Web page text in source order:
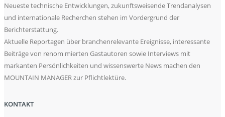
Neueste technische Entwicklungen, zukunftsweisende Trendanalysen
und internationale Recherchen stehen im Vordergrund der
Berichterstattung.
Aktuelle Reportagen über branchenrelevante Ereignisse, interessante
Beiträge von renom mierten Gastautoren sowie Interviews mit
markanten Persönlichkeiten und wissenswerte News machen den
MOUNTAIN MANAGER zur Pflichtlektüre.
KONTAKT